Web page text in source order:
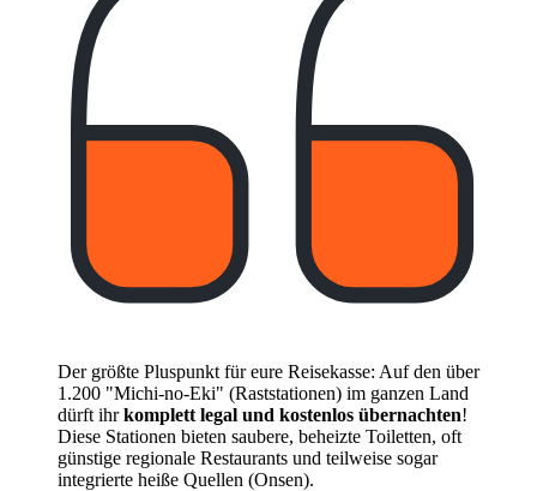
Der größte Pluspunkt für eure Reisekasse: Auf den über
1.200 "Michi-no-Eki" (Raststationen) im ganzen Land
dürft ihrkomplett legal und kostenlos übernachten!
Diese Stationen bieten saubere, beheizte Toiletten, oft
günstige regionale Restaurants und teilweise sogar
integrierte heiße Quellen (Onsen).